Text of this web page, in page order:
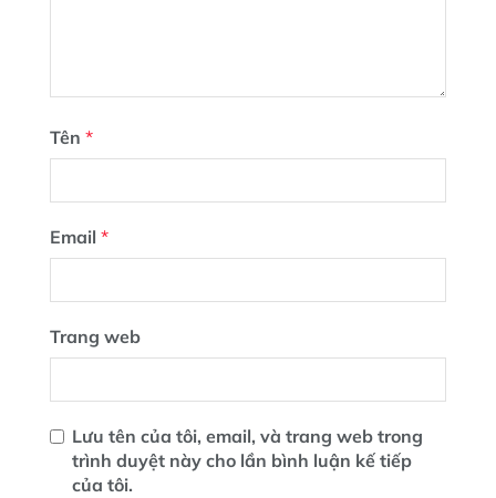
Tên *
Email *
Trang web
Lưu tên của tôi, email, và trang web trong
trình duyệt này cho lần bình luận kế tiếp
của tôi.